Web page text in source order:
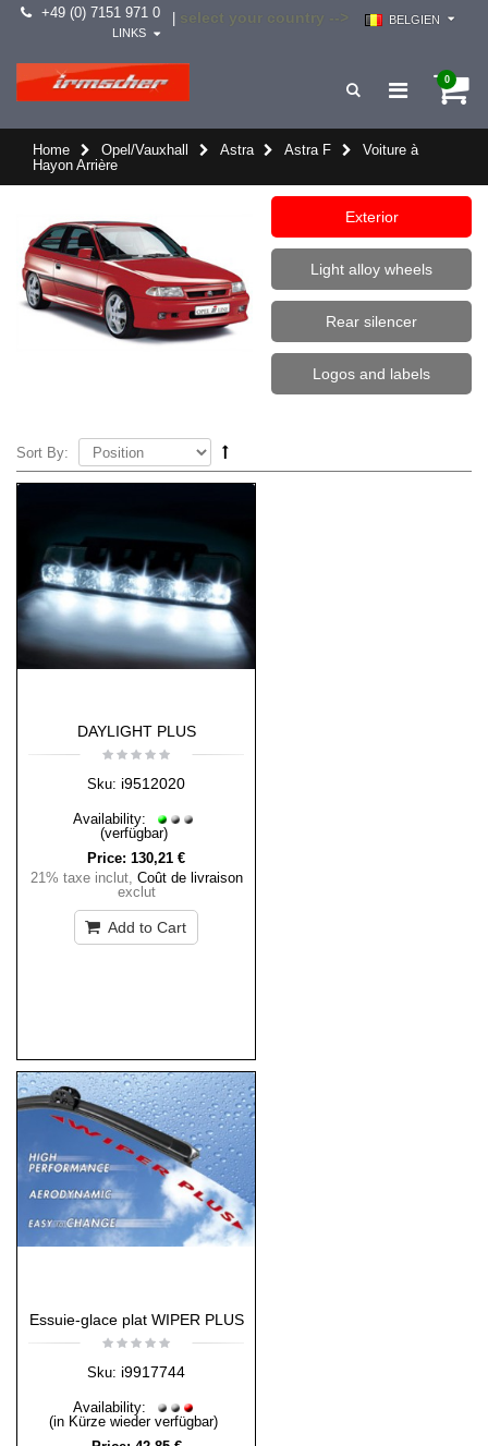
+49 (0) 7151 971 0 select your country -->
BELGIEN
LINKS
0
Home Opel/Vauxhall Astra Astra F
Voiture à
Hayon Arrière
Exterior
Light alloy wheels
Rear silencer
Logos and labels
Sort By:
DAYLIGHT PLUS
Sku: i9512020
Availability:
(verfügbar)
Price: 130,21 €
21% taxe inclut, Coût de livraison
exclut
Add to Cart
Essuie-glace plat WIPER PLUS
Sku: i9917744
Availability:
(in Kürze wieder verfügbar)